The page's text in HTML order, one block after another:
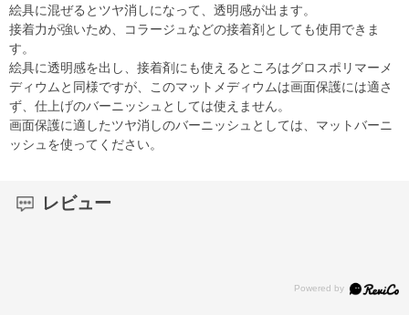
絵具に混ぜるとツヤ消しになって、透明感が出ます。
接着力が強いため、コラージュなどの接着剤としても使用できま
す。
絵具に透明感を出し、接着剤にも使えるところはグロスポリマーメ
ディウムと同様ですが、このマットメディウムは画面保護には適さ
ず、仕上げのバーニッシュとしては使えません。
画面保護に適したツヤ消しのバーニッシュとしては、マットバーニ
ッシュを使ってください。
レビュー